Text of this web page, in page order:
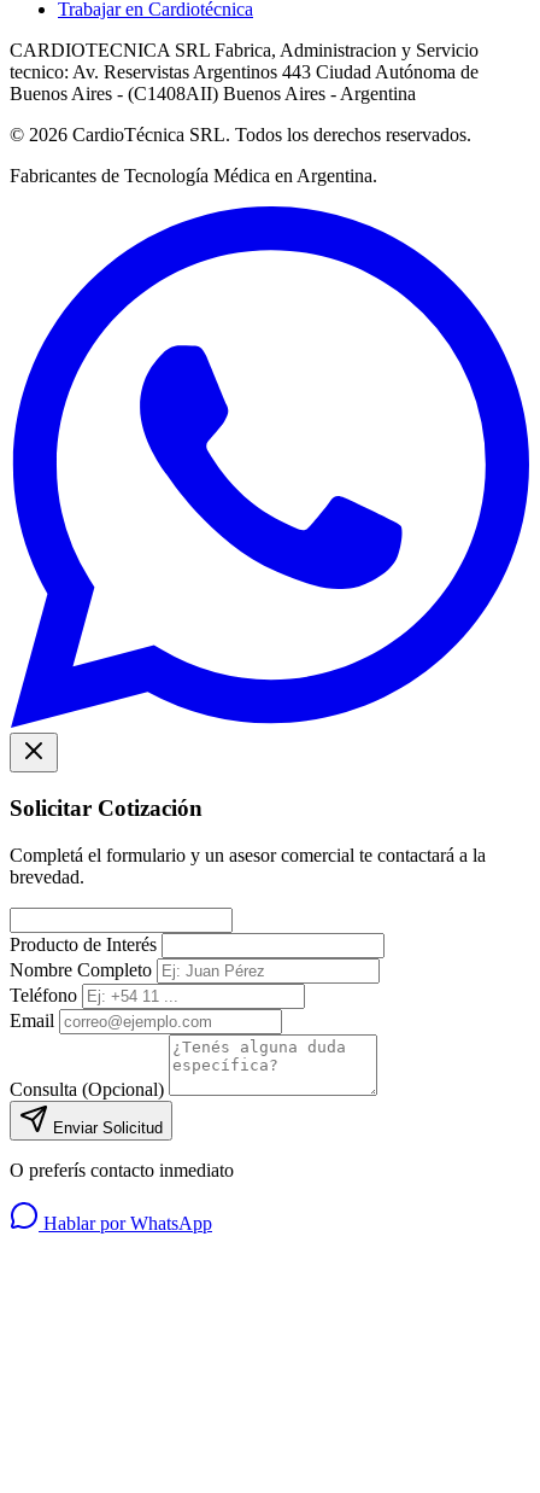
Trabajar en Cardiotécnica
CARDIOTECNICA SRL Fabrica, Administracion y Servicio
tecnico: Av. Reservistas Argentinos 443 Ciudad Autónoma de
Buenos Aires - (C1408AII) Buenos Aires - Argentina
© 2026 CardioTécnica SRL. Todos los derechos reservados.
Fabricantes de Tecnología Médica en Argentina.
Solicitar Cotización
Completá el formulario y un asesor comercial te contactará a la
brevedad.
Producto de Interés
Nombre Completo
Teléfono
Email
Consulta (Opcional)
Enviar Solicitud
O preferís contacto inmediato
Hablar por WhatsApp